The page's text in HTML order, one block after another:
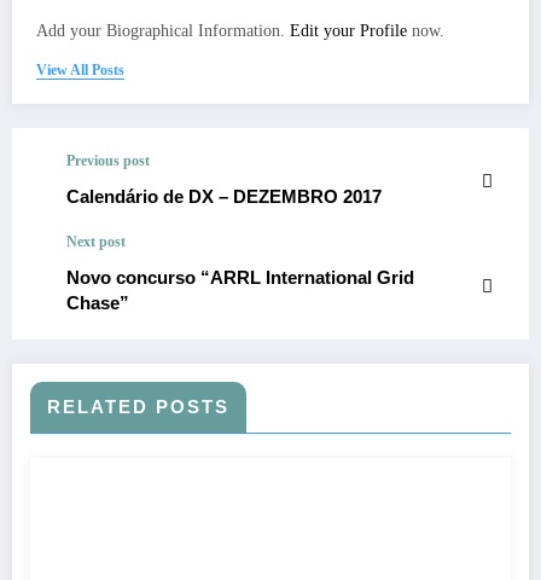
Add your Biographical Information. Edit your Profile now.
View All Posts
Previous post
Calendário de DX – DEZEMBRO 2017
Next post
Novo concurso “ARRL International Grid
Chase”
RELATED POSTS